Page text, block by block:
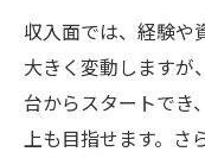
外壁塗装
外壁塗装
キャリア
収入面では、経験や
大きく変動しますが
台からスタートでき
上も目指せます。さ